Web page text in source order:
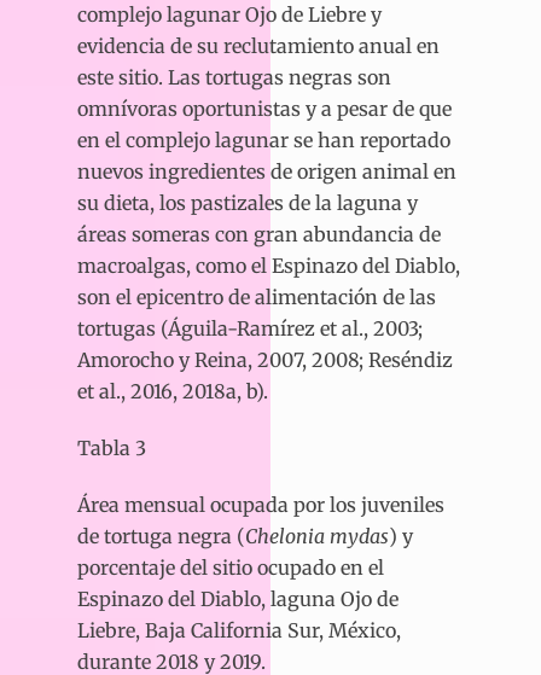
complejo lagunar Ojo de Liebre y
evidencia de su reclutamiento anual en
este sitio. Las tortugas negras son
omnívoras oportunistas y a pesar de que
en el complejo lagunar se han reportado
nuevos ingredientes de origen animal en
su dieta, los pastizales de la laguna y
áreas someras con gran abundancia de
macroalgas, como el Espinazo del Diablo,
son el epicentro de alimentación de las
tortugas (Águila-Ramírez et al., 2003;
Amorocho y Reina, 2007, 2008; Reséndiz
et al., 2016, 2018a, b).
Tabla 3
Área mensual ocupada por los juveniles
de tortuga negra (Chelonia mydas) y
porcentaje del sitio ocupado en el
Espinazo del Diablo, laguna Ojo de
Liebre, Baja California Sur, México,
durante 2018 y 2019.